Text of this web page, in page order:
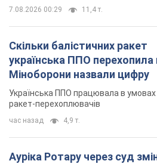
7.08.2026 00:29 11,4 т.
Скільки балістичних ракет
українська ППО перехопила
Міноборони назвали цифру
Українська ППО працювала в
ракет-перехоплювачів
час назад 4,9 т.
Ауріка Ротару через суд